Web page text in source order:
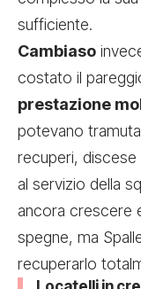
sufficiente.
Cambiaso
costato il
prestazione
potevano
recuperi,
al servizio della
ancora crescere
spegne, ma
recuperarlo